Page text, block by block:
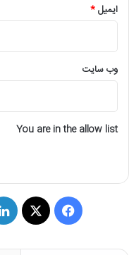
ایمیل*
وب‌ سایت
You are in the allow list
X